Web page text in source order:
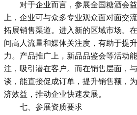
对于企业而言，参展全国糖酒会
上，企业可与众多专业观众面对面交
拓展销售渠道。进入新的区域市场。
间高人流量和媒体关注度，有助于提
力。产品推广上，新品品鉴会等活动
注，吸引潜在客户。而在销售层面，
谈，能直接促成订单，提升销售额，
济效益，推动企业快速发展。
七、参展资质要求